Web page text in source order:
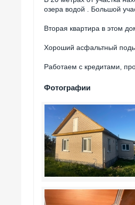
озера водой . Большой
Вторая квартира в этом
Хороший асфальтный
Работаем с кредитами,
Фотографии